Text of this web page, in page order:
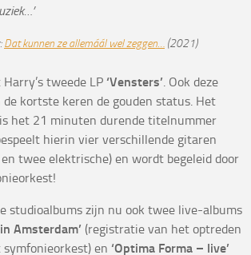
Dat kunnen ze allemáál wel zeggen… (2021)
tweede LP ‘Vensters’. Ook deze
kortste keren de gouden status. Het
het 21 minuten durende titelnummer
hierin vier verschillende gitaren
twee elektrische) en wordt begeleid door
studioalbums zijn nu ook twee live-albums
Amsterdam’ (registratie van het optreden
en ‘Optima Forma – live’